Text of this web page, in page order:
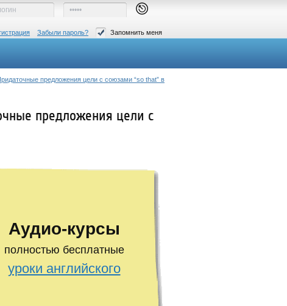
Забыли пароль? Запомнить меня
предложения цели с союзами “so that” в
предложения цели с
Аудио-курсы
полностью бесплатные
уроки английского